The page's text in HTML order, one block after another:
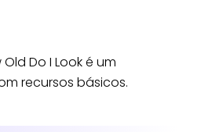
Do I Look é um
recursos básicos.